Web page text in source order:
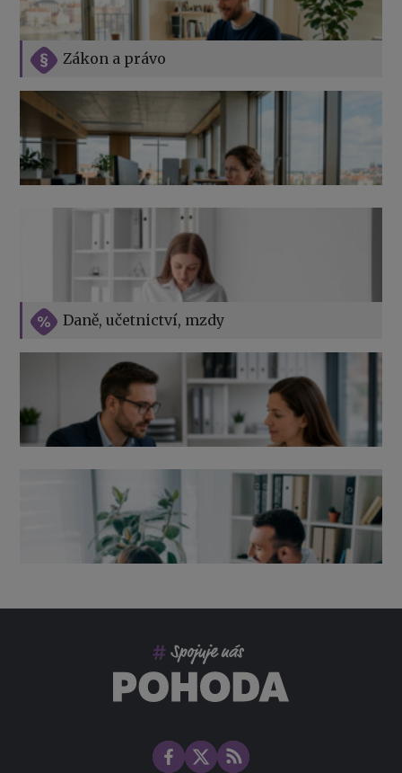
Daně, učetnictví, mzdy
Zákon a právo
Vše o překážkách v práci na straně zaměstnavatele
Výpověď ze zdravotních důvodů 2026 – průvodce pro
zaměstnavatele
Jak na podnikání při rodičovské dovolené
Přehledy pro OSSZ a zdravotní pojišťovny – jak na ně
v roce 2026